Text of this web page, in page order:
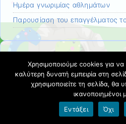
Ημέρα γνωριμίας αθλημάτων
Παρουσίαση του επαγγέλματος
Πρόσφατα σχόλια
17ο ΝΗΠΙΑΓΩΓΕΙΟ ΞΑΝΘΗΣστο
Χρησιμοποιούμε cookies για
καλύτερη δυνατή εμπειρία στη
χρησιμοποιείτε τη σελίδα, θα
ικανοποιημένοι
Εντάξει
Όχι